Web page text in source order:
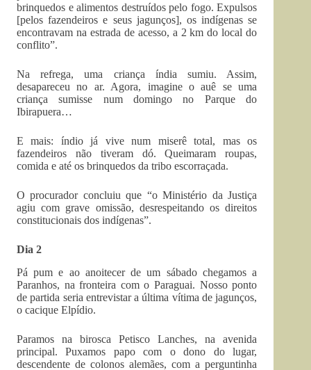
brinquedos e alimentos destruídos pelo fogo. Expulsos
[pelos fazendeiros e seus jagunços], os indígenas se
encontravam na estrada de acesso, a 2 km do local do
conflito”.
Na refrega, uma criança índia sumiu. Assim,
desapareceu no ar. Agora, imagine o auê se uma
criança sumisse num domingo no Parque do
Ibirapuera…
E mais: índio já vive num miserê total, mas os
fazendeiros não tiveram dó. Queimaram roupas,
comida e até os brinquedos da tribo escorraçada.
O procurador concluiu que “o Ministério da Justiça
agiu com grave omissão, desrespeitando os direitos
constitucionais dos indígenas”.
Dia 2
Pá pum e ao anoitecer de um sábado chegamos a
Paranhos, na fronteira com o Paraguai. Nosso ponto
de partida seria entrevistar a última vítima de jagunços,
o cacique Elpídio.
Paramos na birosca Petisco Lanches, na avenida
principal. Puxamos papo com o dono do lugar,
descendente de colonos alemães, com a perguntinha